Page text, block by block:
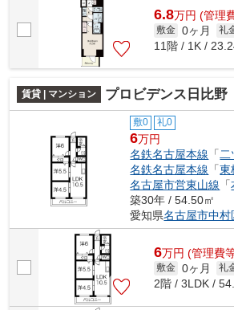
6.8万円 (管理
敷金 0ヶ月 礼
11階 / 1K /
賃貸 | マンション プロビデンス日比野
敷0 礼0
6万円
名鉄名古屋本線 「 二
名鉄名古屋本線 「東
名古屋市営東山線 「
築30年 / 54.50㎡
愛知県名古屋市中村
6万円 (管理費
敷金 0ヶ月 礼
2階 / 3LDK /